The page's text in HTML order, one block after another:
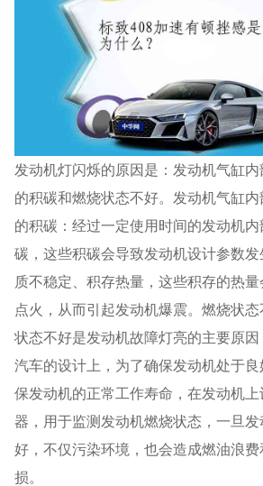
发动机灯闪烁的原因是：发动机气缸
的积碳和燃烧状态不好。发动机气缸
的积碳：经过一定使用时间的发动机
碳，这些积碳会导致发动机设计参数
质不稳定、积存热量，这些积存的热
点火，从而引起发动机爆震。燃烧状
状态不好是发动机故障灯亮的主要原
汽车的设计上，为了确保发动机处于
保发动机的正常工作寿命，在发动机
器，用于监测发动机燃烧状态，一旦
好，不仅污染环境，也会造成燃油浪
损。